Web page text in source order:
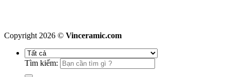
Copyright 2026 © Vinceramic.com
Tìm kiếm: